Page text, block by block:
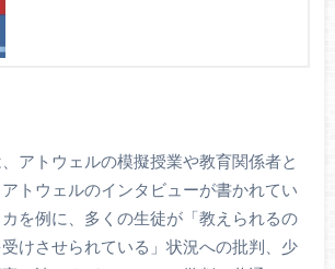
アトウェルの模擬授業や教育関係者と
トウェルのインタビューが書かれてい
を例に、多くの生徒が「教えられるの
けさせられている」状況への批判、少